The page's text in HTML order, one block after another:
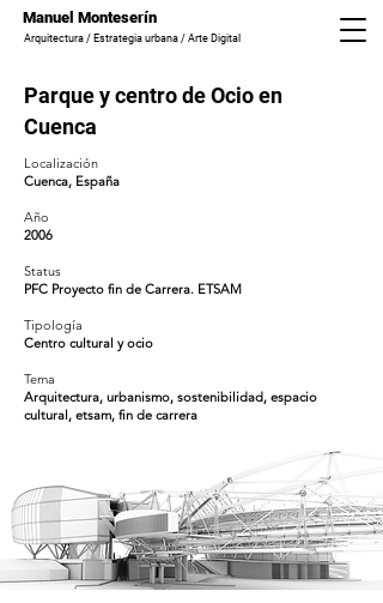
Manuel Monteserín
Arquitectura / Estrategia urbana / Arte Digital
Parque y centro de Ocio en
Cuenca
Localización
Cuenca, España
Año
2006
Status
PFC Proyecto fin de Carrera. ETSAM
Tipología
Centro cultural y ocio
Tema
Arquitectura, urbanismo, sostenibilidad, espacio
cultural, etsam, fin de carrera